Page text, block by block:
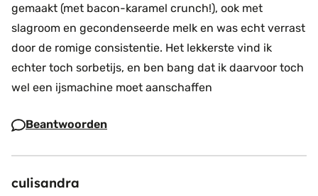
gemaakt (met bacon-karamel crunch!), ook met
slagroom en gecondenseerde melk en was echt verrast
door de romige consistentie. Het lekkerste vind ik
echter toch sorbetijs, en ben bang dat ik daarvoor toch
wel een ijsmachine moet aanschaffen
Beantwoorden
culisandra